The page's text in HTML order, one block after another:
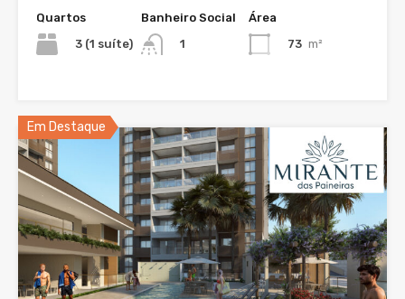
Quartos
3 (1 suíte)
Banheiro Social
1
Área
73 m²
Em Destaque